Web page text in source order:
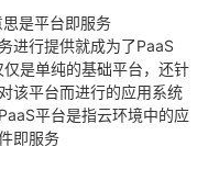
是平台即服务
进行提供就成为了PaaS
是单纯的基础平台，还针
该平台而进行的应用系统
平台是指云环境中的应
即服务